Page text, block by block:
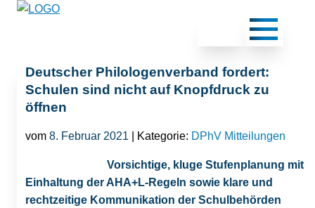
Deutscher Philologenverband fordert:
Schulen sind nicht auf Knopfdruck zu
öffnen
vom 8. Februar 2021 | Kategorie: DPhV Mitteilungen
Vorsichtige, kluge Stufenplanung mit
Einhaltung der AHA+L-Regeln sowie klare und
rechtzeitige Kommunikation der Schulbehörden